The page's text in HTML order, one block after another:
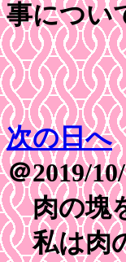
事につい
次の日へ
＠2019/
肉の塊を
私は肉